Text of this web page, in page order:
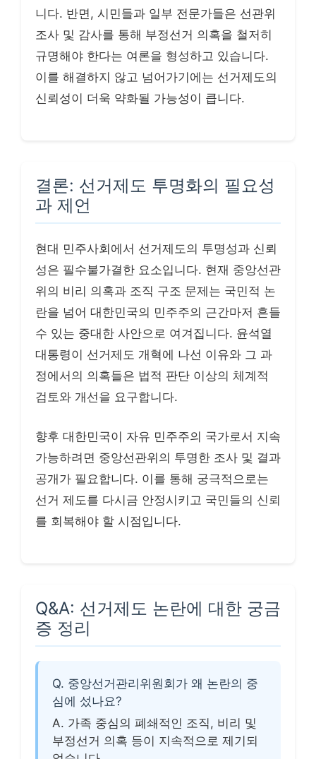
니다. 반면, 시민들과 일부 전문가들은 선관위
조사 및 감사를 통해 부정선거 의혹을 철저히
규명해야 한다는 여론을 형성하고 있습니다.
이를 해결하지 않고 넘어가기에는 선거제도의
신뢰성이 더욱 약화될 가능성이 큽니다.
결론: 선거제도 투명화의 필요성
과 제언
현대 민주사회에서 선거제도의 투명성과 신뢰
성은 필수불가결한 요소입니다. 현재 중앙선관
위의 비리 의혹과 조직 구조 문제는 국민적 논
란을 넘어 대한민국의 민주주의 근간마저 흔들
수 있는 중대한 사안으로 여겨집니다. 윤석열
대통령이 선거제도 개혁에 나선 이유와 그 과
정에서의 의혹들은 법적 판단 이상의 체계적
검토와 개선을 요구합니다.
향후 대한민국이 자유 민주주의 국가로서 지속
가능하려면 중앙선관위의 투명한 조사 및 결과
공개가 필요합니다. 이를 통해 궁극적으로는
선거 제도를 다시금 안정시키고 국민들의 신뢰
를 회복해야 할 시점입니다.
Q&A: 선거제도 논란에 대한 궁금
증 정리
Q. 중앙선거관리위원회가 왜 논란의 중
심에 섰나요?
A. 가족 중심의 폐쇄적인 조직, 비리 및
부정선거 의혹 등이 지속적으로 제기되